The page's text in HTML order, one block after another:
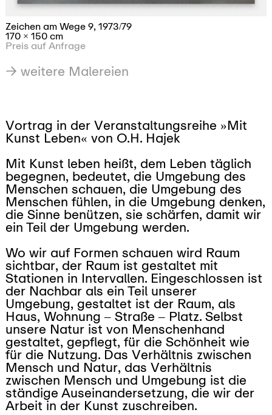
1992/1, 1991,92
108× 108 cm
Preis auf Anfrage
→ weitere Malereien
Vortrag in der Veranstaltungsreihe »Mit
Kunst Leben« von O.H. Hajek
Mit Kunst leben heißt, dem Leben täglich
begegnen, bedeutet, die Umgebung des
Menschen schauen, die Umgebung des
Menschen fühlen, in die Umgebung denken,
die Sinne benützen, sie schärfen, damit wir
ein Teil der Umgebung werden.
Wo wir auf Formen schauen wird Raum
sichtbar, der Raum ist gestaltet mit
Stationen in Intervallen. Eingeschlossen ist
der Nachbar als ein Teil unserer
Umgebung, gestaltet ist der Raum, als
Haus, Wohnung – Straße – Platz. Selbst
unsere Natur ist von Menschenhand
gestaltet, gepflegt, für die Schönheit wie
für die Nutzung. Das Verhältnis zwischen
Mensch und Natur, das Verhältnis
zwischen Mensch und Umgebung ist die
ständige Auseinandersetzung, die wir der
Arbeit in der Kunst zuschreiben.